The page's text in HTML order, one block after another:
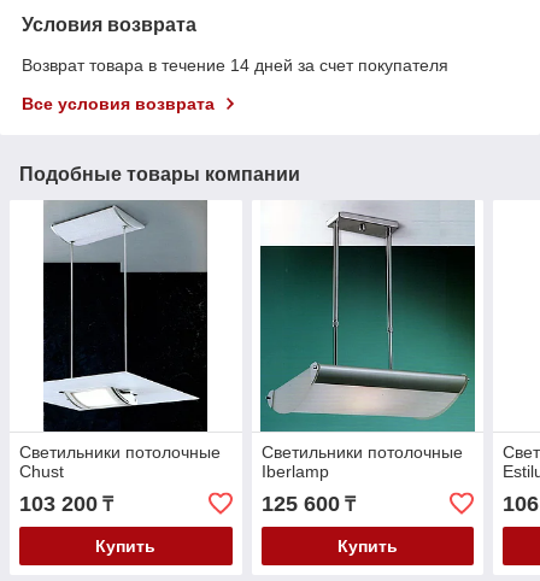
Условия возврата
Возврат товара в течение 14 дней за счет покупателя
Все условия возврата
Подобные товары компании
Cветильники потолочные
Chust
103 200 ₸
Купить
Cветильники потолочные
Iberlamp
125 600₸
Купить